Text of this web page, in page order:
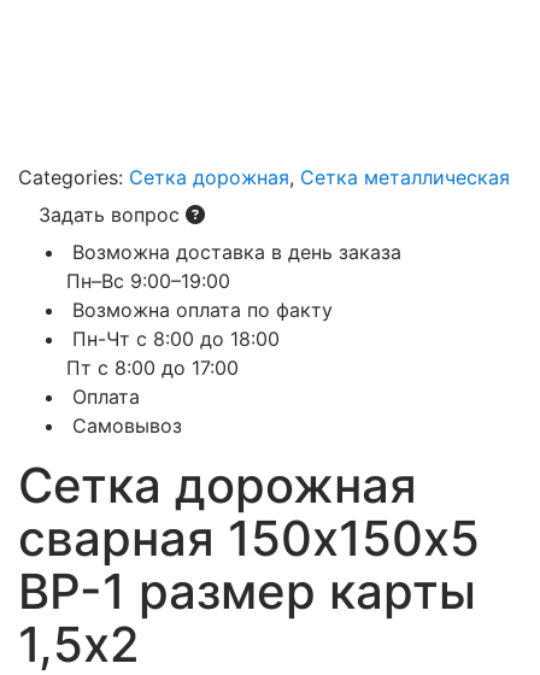
Categories: Сетка дорожная, Сетка металлическая
Задать вопрос
Возможна доставка в день заказа
Пн–Вс 9:00–19:00
Возможна оплата по факту
Пн-Чт с 8:00 до 18:00
Пт с 8:00 до 17:00
Оплата
Самовывоз
Сетка дорожная
сварная 150х150х5
ВР-1 размер карты
1,5х2